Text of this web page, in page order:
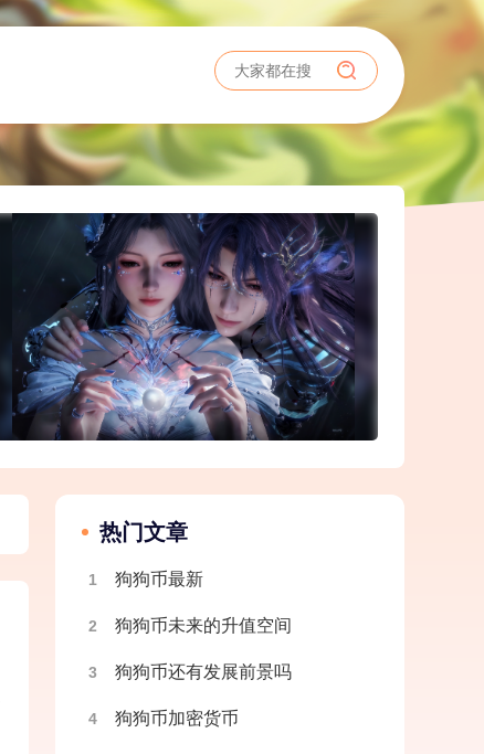
热门文章
1 狗狗币最新
2 狗狗币未来的升值空间
3 狗狗币还有发展前景吗
4 狗狗币加密货币